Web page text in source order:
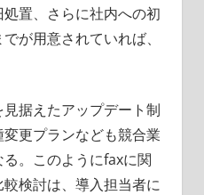
置、さらに社内への初
が用意されていれば、
据えたアップデート制
更プランなども競合業
。このようにfaxに関
検討は、導入担当者に